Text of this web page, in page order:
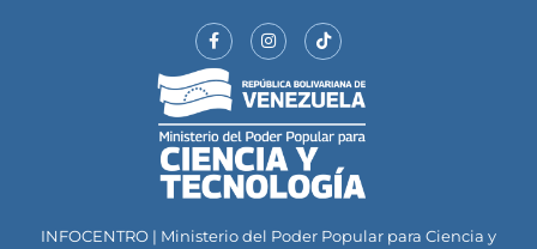
INFOCENTRO | Ministerio del Poder Popular para Ciencia y